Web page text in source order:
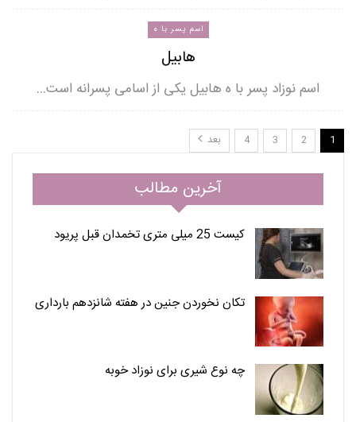
اسم پسر با ه
هابیل
اسم نوزاد پسر با ه هابیل یکی از اسامی پسرانه است…
1
2
3
4 بعد
آخرین مطالب
کیست 25 میلی متری تخمدان قبل پریود
تکان نخوردن جنین در هفته شانزدهم بارداری
چه نوع شیری برای نوزاد خوبه